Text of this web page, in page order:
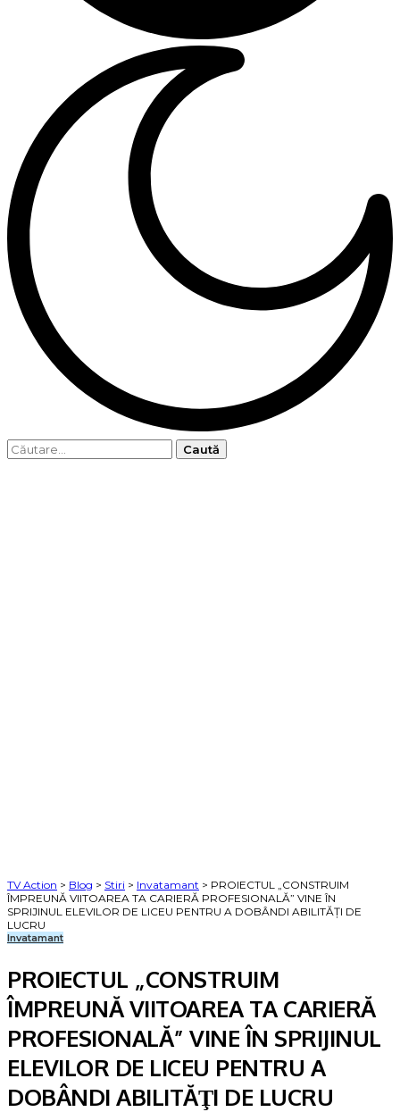
Caută
TV Action > Blog > Stiri > Invatamant > PROIECTUL „CONSTRUIM
ÎMPREUNĂ VIITOAREA TA CARIERĂ PROFESIONALĂ” VINE ÎN
SPRIJINUL ELEVILOR DE LICEU PENTRU A DOBÂNDI ABILITĂŢI DE
LUCRU
Invatamant
PROIECTUL „CONSTRUIM
ÎMPREUNĂ VIITOAREA TA CARIERĂ
PROFESIONALĂ” VINE ÎN SPRIJINUL
ELEVILOR DE LICEU PENTRU A
DOBÂNDI ABILITĂŢI DE LUCRU